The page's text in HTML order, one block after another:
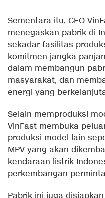
Sementara itu, CEO
menegaskan pabrik di
sekadar fasilitas
komitmen jangka
dalam membangun
masyarakat, dan
energi yang
Selain memproduksi
VinFast membuka
produksi model lain
MPV yang akan
kendaraan listrik
perkembangan